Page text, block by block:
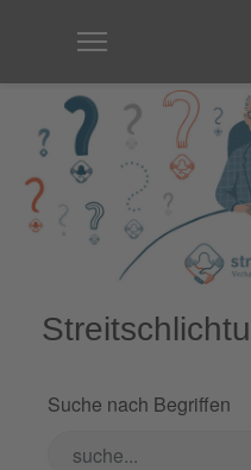
Suche nach Begriffen